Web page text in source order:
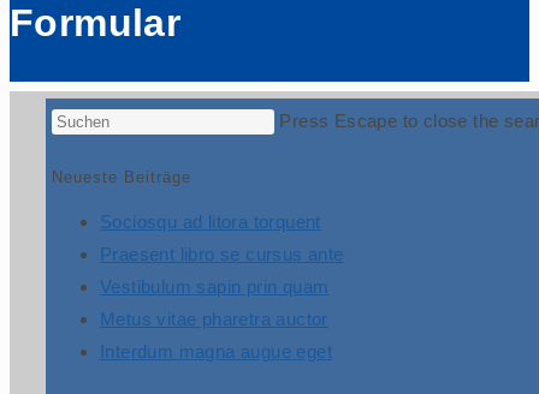
Formular
Press Escape to close the
Neueste Beiträge
Sociosqu ad litora torquent
Praesent libro se cursus ante
Vestibulum sapin prin quam
Metus vitae pharetra auctor
Interdum magna augue eget